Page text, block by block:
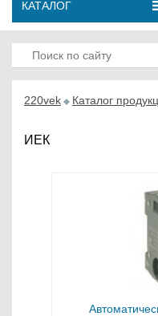
КАТАЛОГ
220vek Каталог
ИЕК